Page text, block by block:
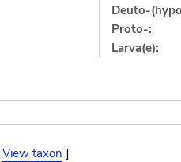
Deuto-
Proto-:
Larva(e):
View taxon ]